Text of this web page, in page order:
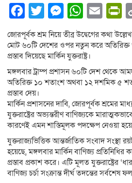
Facebook
Twitter
জোরপূর্বক শ্রম নিয়ে তীব্র উদ্বেগের কথা
মোট ৬০টি দেশের ওপর নতুন করে
প্রস্তাব দিয়েছে মার্কিন যুক্তরাষ্ট্র।
মঙ্গলবার ট্রাম্প প্রশাসন ৬০টি দেশ থেকে
অতিরিক্ত ১০ শতাংশ অথবা ১২ দশমিক ৫
প্রস্তাব দেয়।
মার্কিন প্রশাসনের দাবি, জোরপূর্বক শ্রমের
যুক্তরাষ্ট্রের অভ্যন্তরীণ বাণিজ্যকে
কারণেই এমন শাস্তিমূলক পদক্ষেপ নেওয়া
যুক্তরাজ্যভিত্তিক আন্তর্জাতিক সংবাদ সংস্থা
হয়েছে, মঙ্গলবার মার্কিন বাণিজ্য প্রতিনিধির
প্রস্তাব প্রকাশ করে। এটি মূলত যুক্তরাষ্ট্রের
বাণিজ্য চর্চা সংক্রান্ত দীর্ঘ তদন্তের সর্বশেষ